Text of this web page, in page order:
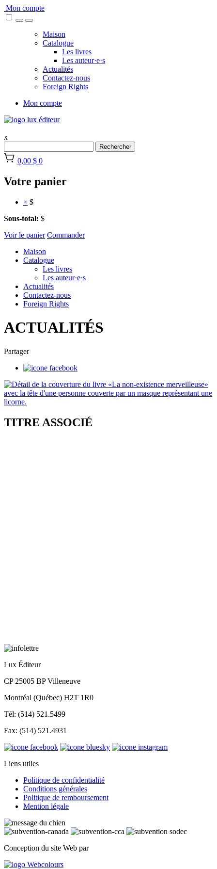
Skip
to
Mon compte
Maison
Catalogue
Les livres
Les auteur·e·s
Actualités
Contactez-nous
Foreign Rights
Mon compte
x
Rechercher
0,00 $ 0
Votre panier
× $
Sous-total: $
Voir le panier Commander
Maison
Catalogue
Les livres
Les auteur·e·s
Actualités
Contactez-nous
Foreign Rights
ACTUALITÉS
Partager
TITRE ASSOCIÉ
Lux Éditeur
CP 25005 BP Villeneuve
Montréal (Québec) H2T 1R0
Tél: (514) 521.5499
Fax: (514) 521.4931
Liens utiles
Politique de confidentialité
Conditions générales
Politique de remboursement
Mention légale
Conception du site Web par